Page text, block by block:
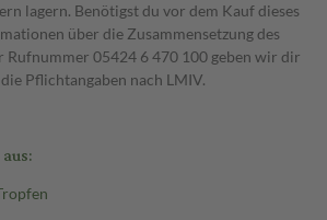
lagern. Benötigst du vor dem Kauf dieses
über die Zusammensetzung des
Rufnummer 05424 6 470 100 geben wir dir
Pflichtangaben nach LMIV.